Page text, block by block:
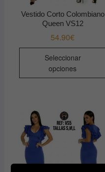
Vestido Corto Colombiano
Queen VS12
54.90€
Seleccionar
opciones